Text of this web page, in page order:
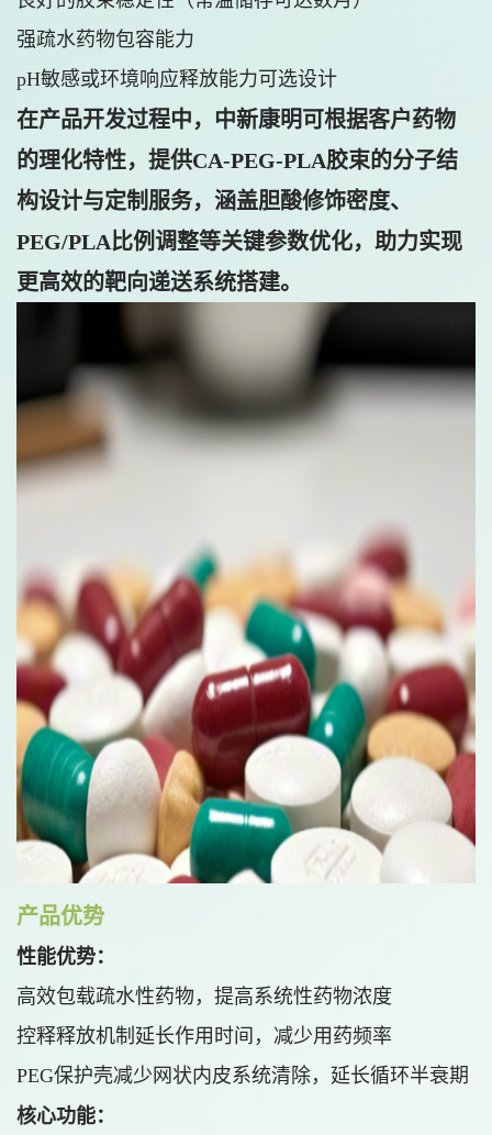
强疏水药物包容能力
pH敏感或环境响应释放能力可选设计
在产品开发过程中，中新康明可根据客户药物
的理化特性，提供CA-PEG-PLA胶束的分子结
构设计与定制服务，涵盖胆酸修饰密度、
PEG/PLA比例调整等关键参数优化，助力实现
更高效的靶向递送系统搭建。
产品优势
性能优势：
高效包载疏水性药物，提高系统性药物浓度
控释释放机制延长作用时间，减少用药频率
PEG保护壳减少网状内皮系统清除，延长循环半衰期
核心功能：